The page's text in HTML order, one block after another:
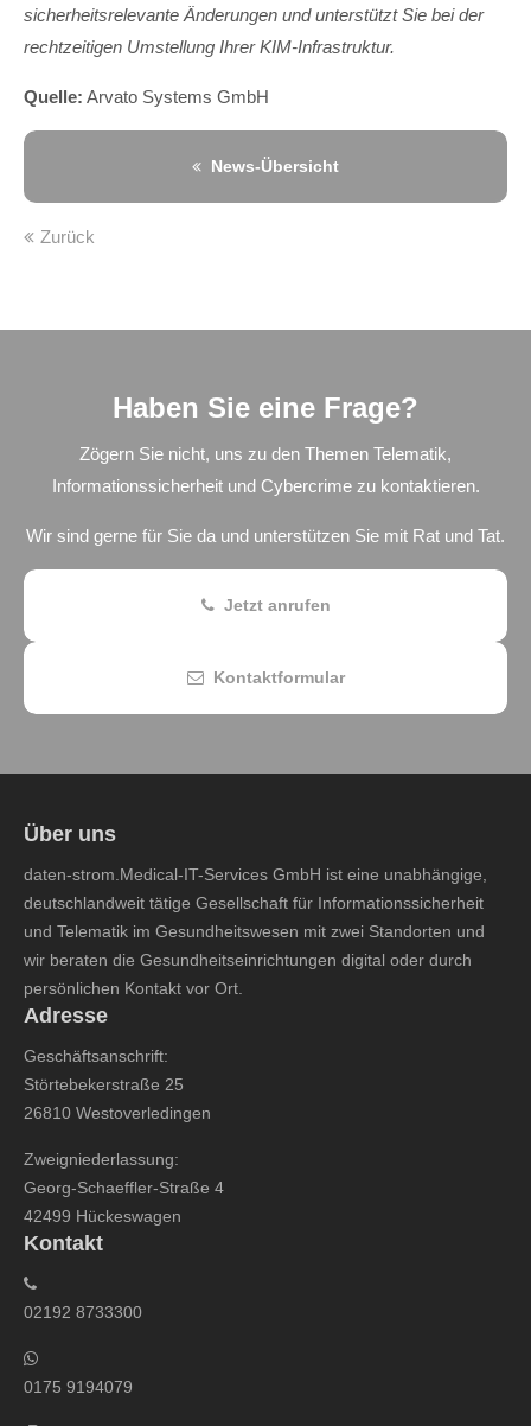
sicherheitsrelevante Änderungen und unterstützt Sie bei der
rechtzeitigen Umstellung Ihrer KIM-Infrastruktur.
Quelle: Arvato Systems GmbH
News-Übersicht
Zurück
Haben Sie eine Frage?
Zögern Sie nicht, uns zu den Themen Telematik,
Informationssicherheit und Cybercrime zu kontaktieren.
Wir sind gerne für Sie da und unterstützen Sie mit Rat und Tat.
Jetzt anrufen
Kontaktformular
Über uns
daten-strom.Medical-IT-Services GmbH ist eine unabhängige,
deutschlandweit tätige Gesellschaft für Informationssicherheit
und Telematik im Gesundheitswesen mit zwei Standorten und
wir beraten die Gesundheitseinrichtungen digital oder durch
persönlichen Kontakt vor Ort.
Adresse
Geschäftsanschrift:
Störtebekerstraße 25
26810 Westoverledingen
Zweigniederlassung:
Georg-Schaeffler-Straße 4
42499 Hückeswagen
Kontakt
02192 8733300
0175 9194079